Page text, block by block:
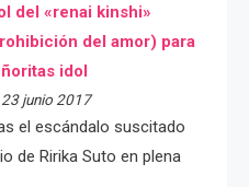
del «renai kinshi»
del amor) para
idol
23 junio 2017
el escándalo suscitado
de Ririka Suto en plena